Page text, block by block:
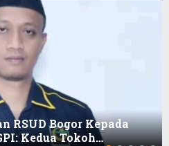
RSUD Bogor Kepada
Kedua Tokoh…